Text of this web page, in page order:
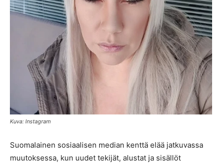
Kuva: Instagram
Suomalainen sosiaalisen median kenttä elää jatkuvassa
muutoksessa, kun uudet tekijät, alustat ja sisällöt